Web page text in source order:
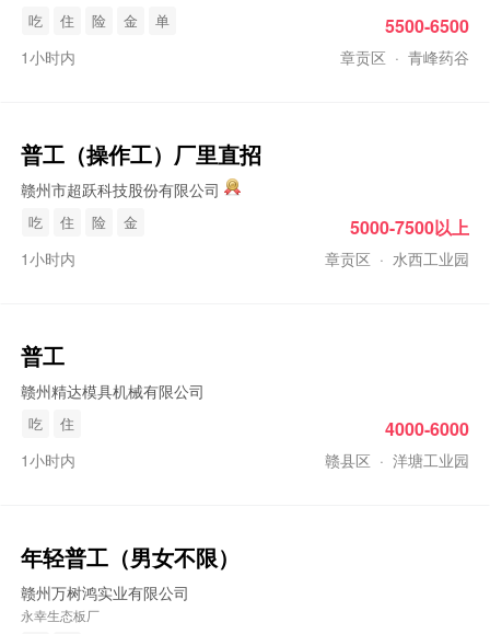
吃 住 险 金 单
1小时内 章贡区 · 青峰药谷
5500-6500
普工 （操作工）厂里直招
赣州市超跃科技股份有限公司
吃 住 险 金
1小时内 章贡区 · 水西工业园
5000-7500以上
普工
赣州精达模具机械有限公司
吃 住
1小时内 赣县区 · 洋塘工业园
4000-6000
年轻普工 （男女不限）
赣州万树鸿实业有限公司
永幸生态板厂